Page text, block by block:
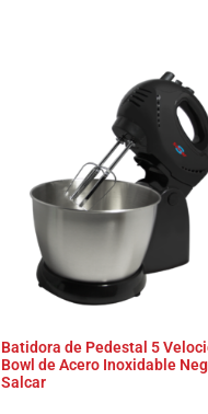
Batidora de Pedestal 5
Bowl de Acero Inoxidable
Salcar